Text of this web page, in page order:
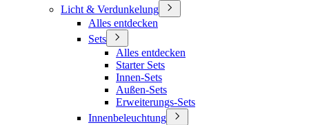
Licht & Verdunkelung
Alles entdecken
Sets
Alles entdecken
Starter Sets
Innen-Sets
Außen-Sets
Erweiterungs-Sets
Innenbeleuchtung